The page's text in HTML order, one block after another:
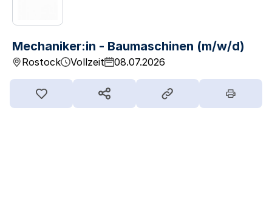
Mechaniker:in - Baumaschinen (m/w/d)
Rostock Vollzeit 08.07.2026